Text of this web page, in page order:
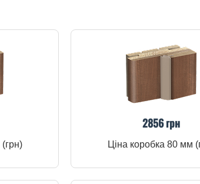
2856 грн
Ціна коробка 80 мм